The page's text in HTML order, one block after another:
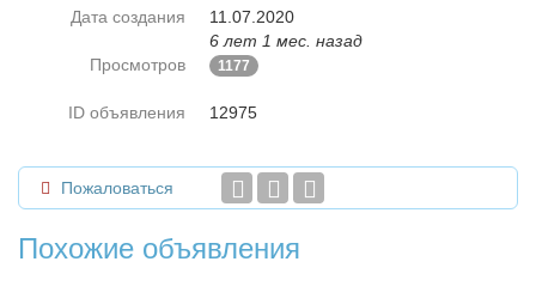
Дата создания
11.07.2020
6 лет 1 мес. назад
Просмотров
1177
ID объявления 12975
Пожаловаться
Похожие объявления